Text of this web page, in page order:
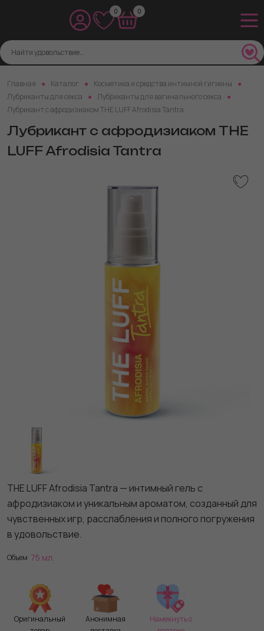
0 0
Главная Каталог
Косметика и средства интимной гигиены
Лубриканты для секса
Лубриканты для вагинального секса
Лубрикант с афродизиаком THE LUFF Afrodisia Tantra
Лубрикант с афродизиаком THE
LUFF Afrodisia Tantra
THE LUFF Afrodisia Tantra — интимный гель с
афродизиаком и уникальным ароматом, созданный для
чувственных игр, расслабления и полного погружения
в удовольствие.
Объем 75 мл.
Оригинальный
Анонимная
Намекнуть о